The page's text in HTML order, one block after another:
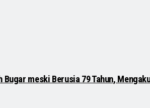
meski Berusia 79 Tahun,